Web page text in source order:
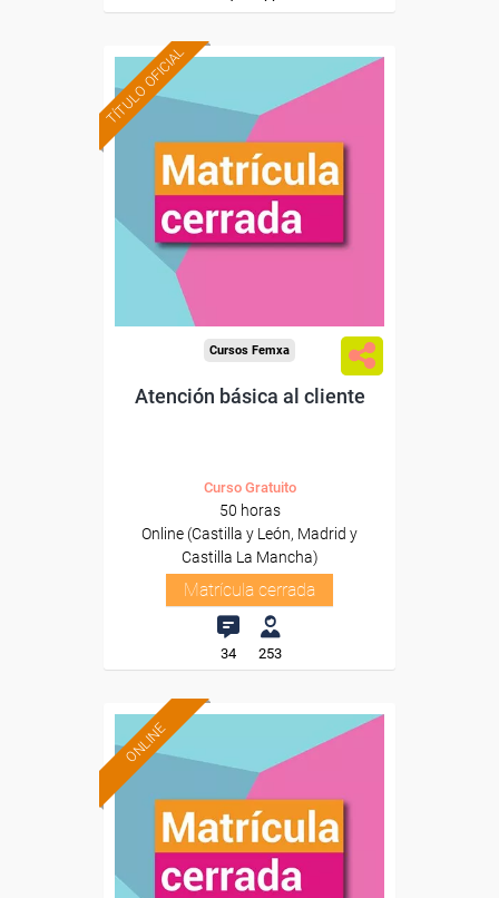
TÍTULO OFICIAL
Cursos Femxa
Atención básica al cliente
Curso Gratuito
50 horas
Online (Castilla y León, Madrid y
Castilla La Mancha)
Matrícula cerrada
34 253
ONLINE